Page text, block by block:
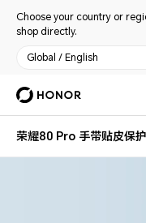
Choose your country or
shop directly.
Global / English
荣耀80 Pro 手带贴皮保